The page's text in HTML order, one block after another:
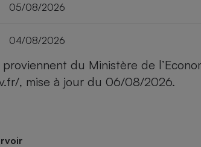
05/08/2026
04/08/2026
du Ministère de
, mise à jour du 06/08/2026.